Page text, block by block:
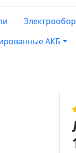
АКБ